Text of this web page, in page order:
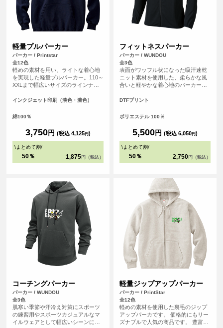
軽量プルパーカー
パーカー / Printstar
全12色
軽めの素材を用い、ライトな着心地
を実現した軽量プルパーカー。110～
XXLまで幅広いサイズのラインナッ
す。裏毛には、肌あたりのよい生地
でシンプルに着こなせます。定番の
ーグリーンなど豊富なカラー展開が
魅力のオリジナルパーカーに最適な1
枚です。
インクジェット印刷（淡色・濃色）
綿100％
3,750円 (税込 4,125円)
\まとめて割/
50％ 1,875 円（税込）
フィットネスパーカー
パーカー / WUNDOU
全3色
表面がワッフル状になった吸汗速乾
ニット素材を使用した、柔らかな風
合いと軽やかな着心地のパーカー。
フィット性と程よい着心地を工夫し
ています。左右ポケットはファスナ
ジョギングやフィットネスはもちろ
ん、山登りやハイキングなどでも活
躍。アウトドアでも室内でも、どち
DTFプリント
ポリエステル 100％
5,500円 (税込 6,050円)
\まとめて割/
50％ 2,750 円（税込）
コーチングパーカー
パーカー / WUNDOU
全3色
肌寒い季節や汗冷え対策にスポーツ
の練習用やスポーツカジュアルなマ
イルウェアとして幅広いシーンにフ
軽量ジップアップパーカー
パーカー / PrintStar
全12色
軽めの素材を使用した裏毛のジップ
アップパーカです。 価格的にもリー
ズナブルで人気の商品です。 豊富な